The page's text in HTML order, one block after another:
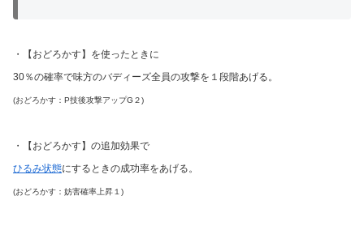
・【おどろかす】を使ったときに
30％の確率で味方のバディーズ全員の攻撃を１段階あげる。
(おどろかす：P技後攻撃アップG２)
・【おどろかす】の追加効果で
ひるみ状態にするときの成功率をあげる。
(おどろかす：妨害確率上昇１)